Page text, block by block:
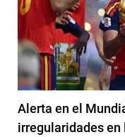
Alerta en el
irregularidades en